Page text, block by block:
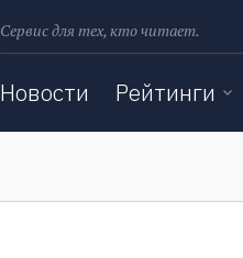
Сервис для тех, кто читает.
Новости Рейтинги